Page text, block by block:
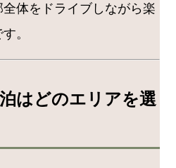
体をドライブしながら楽
。
はどのエリアを選